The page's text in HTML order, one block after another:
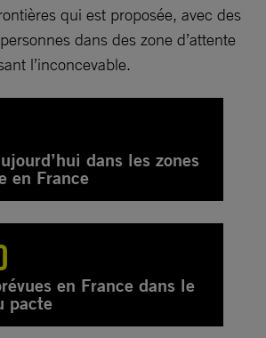
qui est proposée, avec des
dans des zone d’attente
l’inconcevable.
dans les zones
en France
en France dans le
pacte